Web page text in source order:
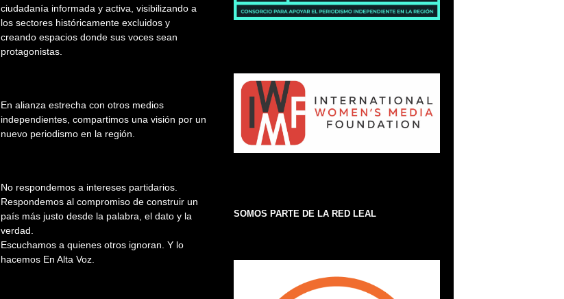
ciudadanía informada y activa, visibilizando a
los sectores históricamente excluidos y
creando espacios donde sus voces sean
protagonistas.
En alianza estrecha con otros medios
independientes, compartimos una visión por un
nuevo periodismo en la región.
No respondemos a intereses partidarios.
Respondemos al compromiso de construir un
país más justo desde la palabra, el dato y la
verdad.
Escuchamos a quienes otros ignoran. Y lo
hacemos En Alta Voz.
SOMOS PARTE DE LA RED LEAL